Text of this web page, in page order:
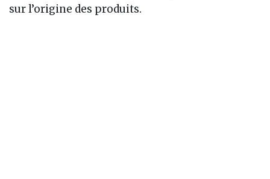
sur l’origine des produits.